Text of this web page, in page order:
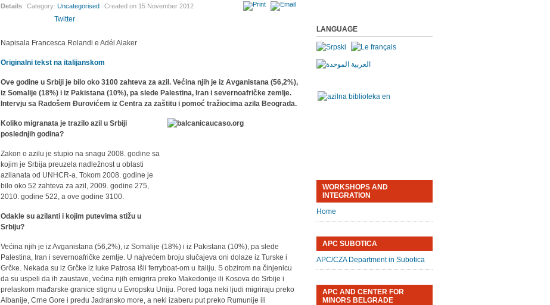
Details Category:Uncategorised Created on 15 November 2012
Twitter
Napisala Francesca Rolandi e Adél Alaker
Originalni tekst na italijanskom
Ove godine u Srbiji je bilo oko 3100 zahteva za azil. Većina njih je iz Avganistana (56,2%),
iz Somalije (18%) i iz Pakistana (10%), pa slede Palestina, Iran i severnoafričke zemlje.
Intervju sa Radošem Đurovićem iz Centra za zaštitu i pomoć tražiocima azila Beograda.
Koliko migranata je trazilo azil u Srbiji
poslednjih godina?
Zakon o azilu je stupio na snagu 2008. godine sa
kojim je Srbija preuzela nadležnost u oblasti
azilanata od UNHCR-a. Tokom 2008. godine je
bilo oko 52 zahteva za azil, 2009. godine 275,
2010. godine 522, a ove godine 3100.
Odakle su azilanti i kojim putevima stižu u
Srbiju?
Većina njih je iz Avganistana (56,2%), iz Somalije (18%) i iz Pakistana (10%), pa slede
Palestina, Iran i severnoafričke zemlje. U najvećem broju slučajeva oni dolaze iz Turske i
Grčke. Nekada su iz Grčke iz luke Patrosa išli ferryboat-om u Italiju. S obzirom na činjenicu
da su uspeli da ih zaustave, većina njih emigrira preko Makedonije ili Kosova do Srbije i
prelaskom mađarske granice stignu u Evropsku Uniju. Pored toga neki ljudi migriraju preko
Albanije, Crne Gore i pređu Jadransko more, a neki izaberu put preko Rumunije ili
LANGUAGE
WORKSHOPS AND
INTEGRATION
Home
APC SUBOTICA
APC/CZA Department in Subotica
APC AND CENTER FOR
MINORS BELGRADE